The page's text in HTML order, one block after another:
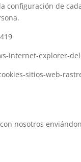
de
internet-explorer-
sitios-web-
nosotros